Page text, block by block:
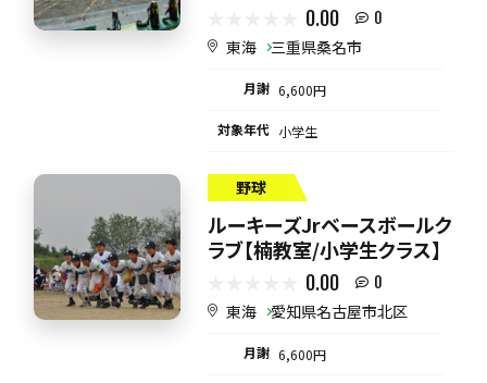
0.00 0
東海 三重県桑名市
月謝 6,600円
対象年代 小学生
野球
ルーキーズJrベースボールク
ラブ【楠教室/小学生クラス】
0.00 0
東海 愛知県名古屋市北区
月謝 6,600円